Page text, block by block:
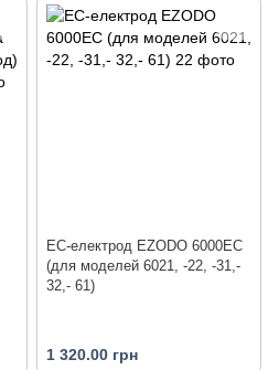
ЕС-електрод EZODO 6000EC
(для моделей 6021, -22, -31,-
32,- 61)
1 320.00 грн